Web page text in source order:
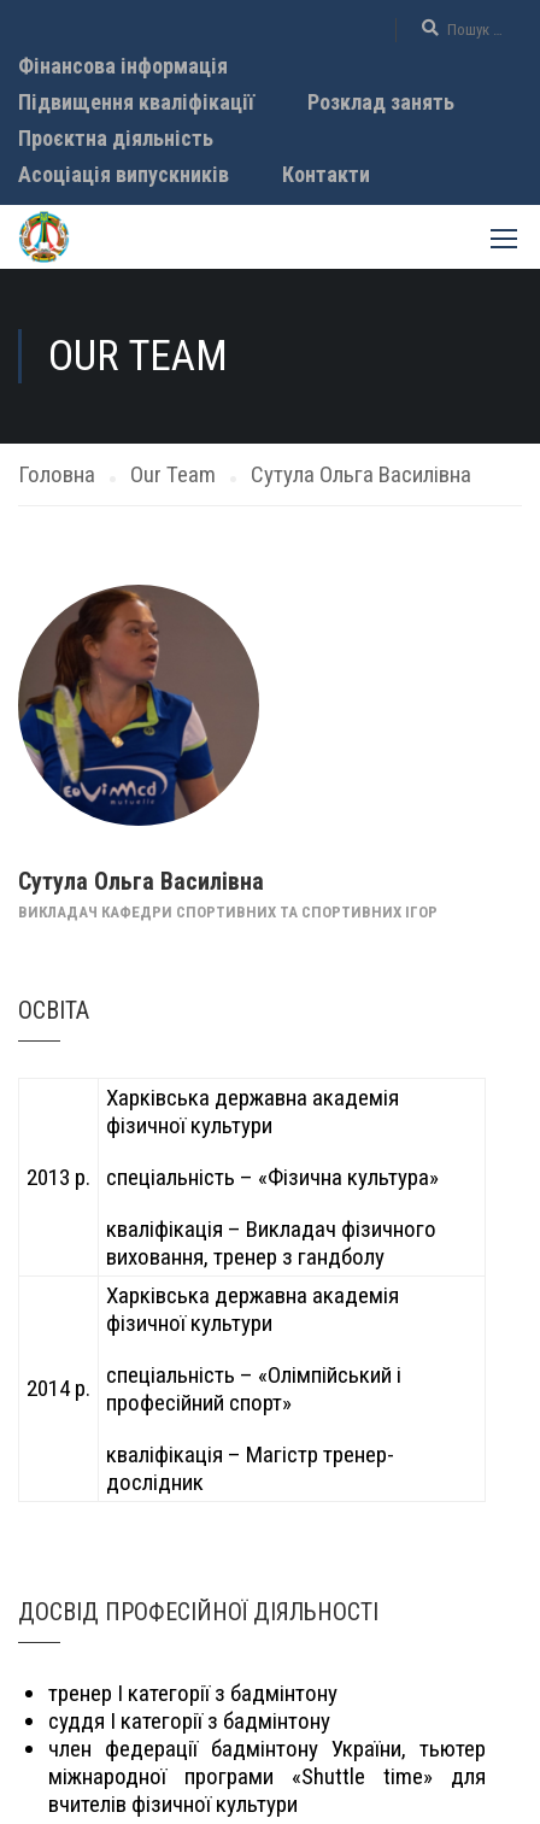
Фінансова інформація
Підвищення кваліфікації
Розклад занять
Проєктна діяльність
Асоціація випускників
Контакти
OUR TEAM
Головна Our Team Сутула Ольга Василівна
Сутула Ольга Василівна
ВИКЛАДАЧ КАФЕДРИ СПОРТИВНИХ ТА СПОРТИВНИХ ІГОР
ОСВІТА
2013 р.
Харківська державна академія
фізичної культури
спеціальність – «Фізична культура»
кваліфікація – Викладач фізичного
виховання, тренер з гандболу
2014 р.
Харківська державна академія
фізичної культури
спеціальність – «Олімпійський і
професійний спорт»
кваліфікація – Магістр тренер-
дослідник
ДОСВІД ПРОФЕСІЙНОЇ ДІЯЛЬНОСТІ
тренер I категорії з бадмінтону
суддя I категорії з бадмінтону
член федерації бадмінтону України, тьютер
міжнародної програми «Shuttle time» для
вчителів фізичної культури